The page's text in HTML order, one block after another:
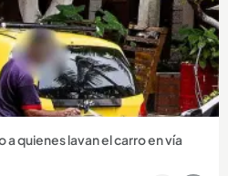
Noticia
a quienes lavan el carro en vía